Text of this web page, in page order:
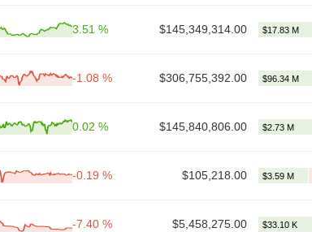
3.51 % $145,349,314.00
-1.08 % $306,755,392.00
0.02 % $145,840,806.00
-0.19 % $105,218.00
-7.40 % $5,458,275.00